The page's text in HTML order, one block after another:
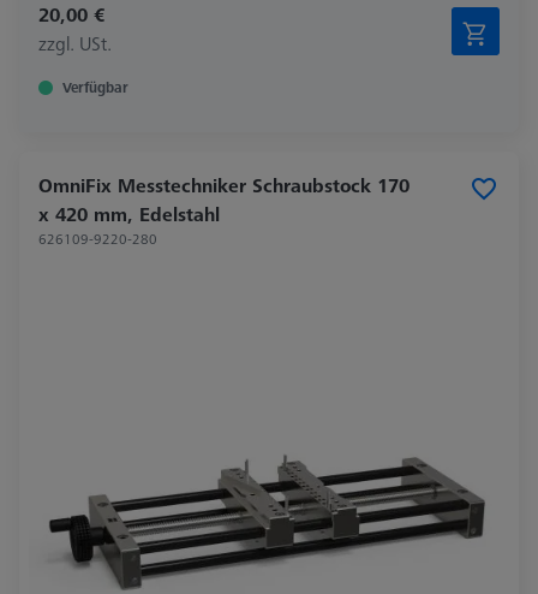
20,00 €
zzgl. USt.
Verfügbar
OmniFix Messtechniker Schraubstock 170
x 420 mm, Edelstahl
626109-9220-280